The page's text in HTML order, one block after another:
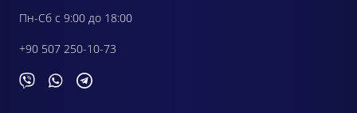
Пн-Сб с 9:00 до 18:00
+90 507 250-10-73